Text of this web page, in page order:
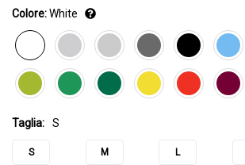
Colore:White
Taglia: S
S M L